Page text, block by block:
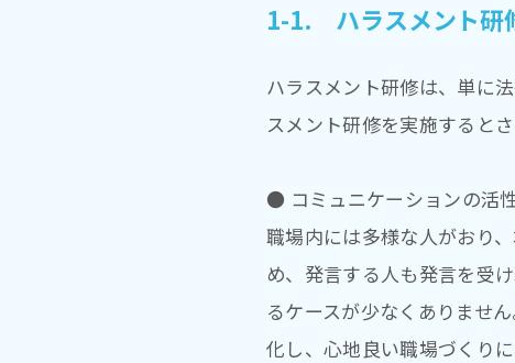
1-1. ハラスメント研
ハラスメント研修は、単に
スメント研修を実施すると
● コミュニケーションの活
職場内には多様な人がおり
め、発言する人も発言を受
るケースが少なくありませ
化し、心地良い職場づくりに